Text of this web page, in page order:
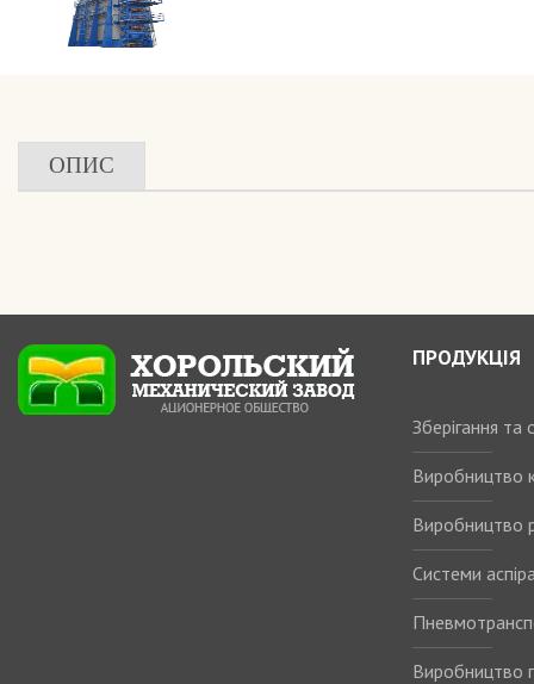
ОПИС
ПРОДУКЦІЯ
Зберігання
Виробництво
Виробництво
Системи
Виробництво